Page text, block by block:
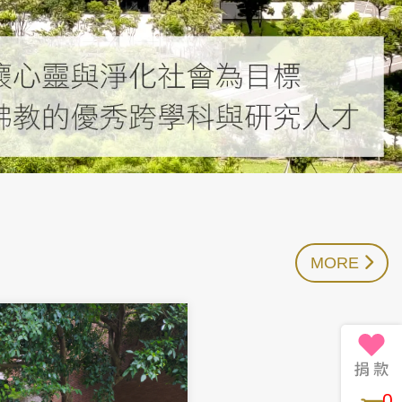
MORE